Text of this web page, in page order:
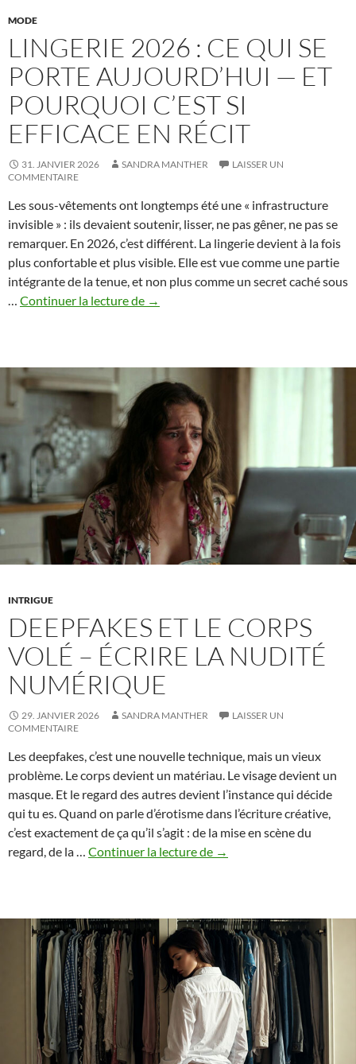
MODE
LINGERIE 2026 : CE QUI SE
PORTE AUJOURD’HUI — ET
POURQUOI C’EST SI
EFFICACE EN RÉCIT
31. JANVIER 2026 SANDRA MANTHER
LAISSER UN
COMMENTAIRE
Les sous-vêtements ont longtemps été une « infrastructure
invisible » : ils devaient soutenir, lisser, ne pas gêner, ne pas se
remarquer. En 2026, c’est différent. La lingerie devient à la fois
plus confortable et plus visible. Elle est vue comme une partie
intégrante de la tenue, et non plus comme un secret caché sous
… Continuer la lecture de Lingerie
porte
aujourd’hui
—
et
pourquoi
c’est
si
efficace
en
→
INTRIGUE
DEEPFAKES ET LE CORPS
VOLÉ – ÉCRIRE LA NUDITÉ
NUMÉRIQUE
29. JANVIER 2026 SANDRA MANTHER
LAISSER UN
COMMENTAIRE
Les deepfakes, c’est une nouvelle technique, mais un vieux
problème. Le corps devient un matériau. Le visage devient un
masque. Et le regard des autres devient l’instance qui décide
qui tu es. Quand on parle d’érotisme dans l’écriture créative,
c’est exactement de ça qu’il s’agit : de la mise en scène du
regard, de la … Continuer la lecture de Deepfakes
volé
–
Écrire
la
nudité
numérique
→